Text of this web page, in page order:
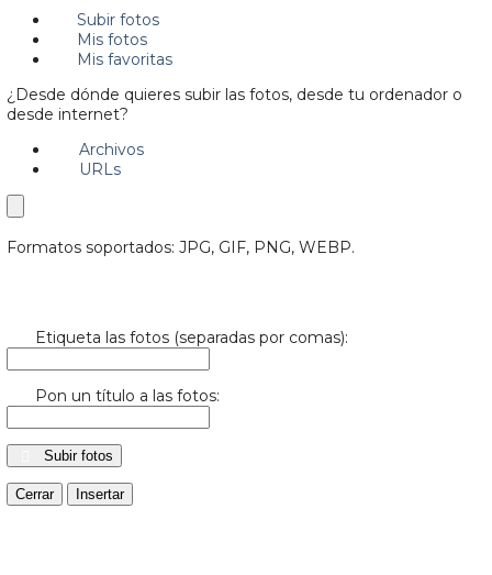
Subir fotos
Mis fotos
Mis favoritas
¿Desde dónde quieres subir las fotos, desde tu ordenador o
desde internet?
Archivos
URLs
Formatos soportados: JPG, GIF, PNG, WEBP.
Etiqueta las fotos (separadas por comas):
Pon un título a las fotos:
Subir fotos
Cerrar Insertar